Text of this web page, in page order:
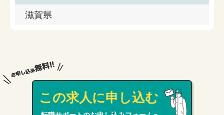
滋賀県
この求人に申し込む